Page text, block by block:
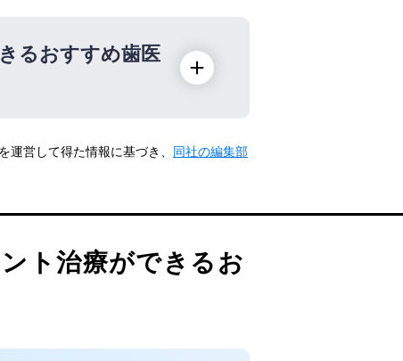
るおすすめ歯医
営して得た情報に基づき、 同社の編集部
ト治療ができるお